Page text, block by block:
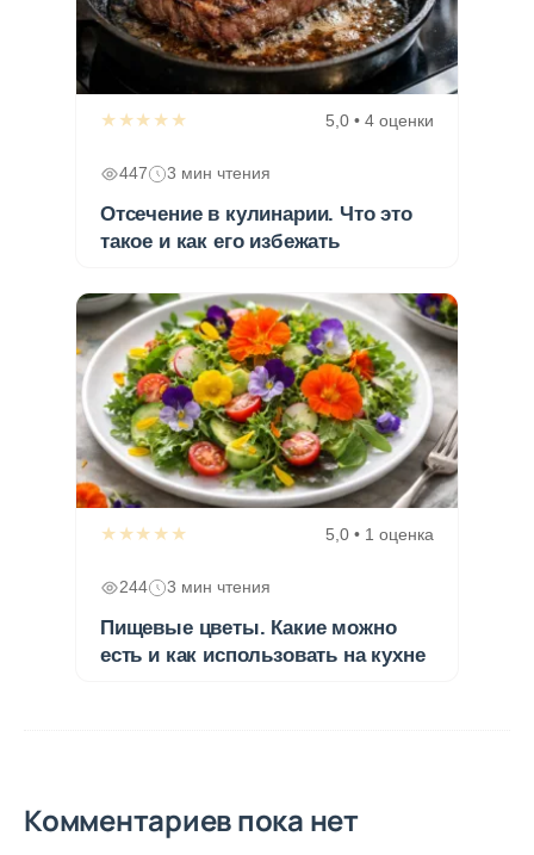
★★★★★ 5,0 • 4 оценки
447 3 мин чтения
Отсечение в кулинарии. Что это
такое и как его избежать
★★★★★ 5,0 • 1 оценка
244 3 мин чтения
Пищевые цветы. Какие можно
есть и как использовать на кухне
Комментариев пока нет